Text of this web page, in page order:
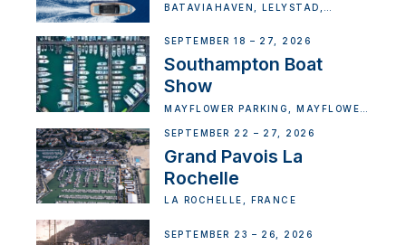
BATAVIAHAVEN, LELYSTAD,
SEPTEMBER 18 – 27, 2026
Southampton Boat
Show
MAYFLOWER PARKING, MAYFLOWER
METRO MANILA, PHILIPPINES
SEPTEMBER 22 – 27, 2026
Grand Pavois La
Rochelle
LA ROCHELLE, FRANCE
SEPTEMBER 23 – 26, 2026